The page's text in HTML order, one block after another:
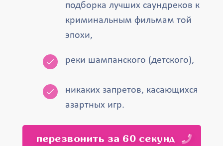
подборка лучших саундреков к
криминальным фильмам той
эпохи,
реки шампанского (детского),
никаких запретов, касающихся
азартных игр.
перезвонить за 60 секунд